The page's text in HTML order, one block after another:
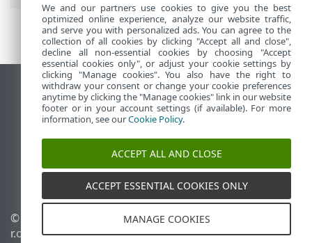
Vis computerwebsted
End of Life
ESET-vidensbase
ESET Status Portal
Regional support
© 1992 - 2026 ESET, spol. s
r.o. – Alle rettigheder
Administrer cookies
Cookiepolitik
We and our partners use cookies to give you the best
optimized online experience, analyze our website traffic,
and serve you with personalized ads. You can agree to the
collection of all cookies by clicking "Accept all and close",
decline all non-essential cookies by choosing "Accept
essential cookies only", or adjust your cookie settings by
clicking "Manage cookies". You also have the right to
withdraw your consent or change your cookie preferences
anytime by clicking the "Manage cookies" link in our website
footer or in your account settings (if available). For more
information, see ourCookie Policy.
ACCEPT ALL AND CLOSE
ACCEPT ESSENTIAL COOKIES ONLY
MANAGE COOKIES